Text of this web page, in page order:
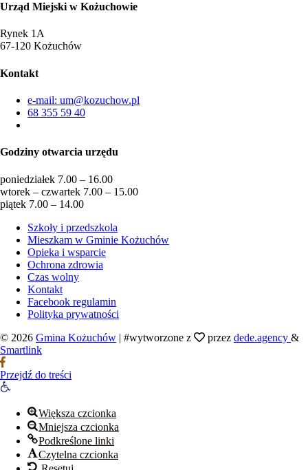
Urząd Miejski w Kożuchowie
Rynek 1A
67-120 Kożuchów
Kontakt
e-mail: um@kozuchow.pl
68 355 59 40
Godziny otwarcia urzędu
poniedziałek 7.00 – 16.00
wtorek – czwartek 7.00 – 15.00
piątek 7.00 – 14.00
Szkoły i przedszkola
Mieszkam w Gminie Kożuchów
Opieka i wsparcie
Ochrona zdrowia
Czas wolny
Kontakt
Facebook regulamin
Polityka prywatności
© 2026 Gmina Kożuchów | #wytworzone z przez dede.agency &
Smartlink
Przejdź do treści
Otwórz pasek narzędzi
Większa czcionka
Mniejsza czcionka
Podkreślone linki
Czytelna czcionka